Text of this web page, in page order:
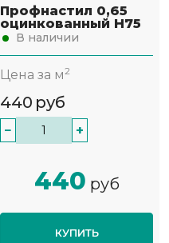
Профнастил 0,65
оцинкованный Н75
В наличии
Цена за м2
440 руб
− +
440 руб
КУПИТЬ